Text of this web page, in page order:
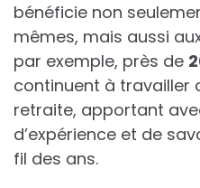
bénéficie non
mêmes, mais aussi
par exemple, près de 2
continuent à travailler
retraite, apportant
d’expérience et de
fil des ans.